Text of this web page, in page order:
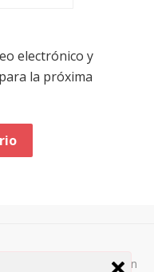
electrónico y
la próxima
de esta página están